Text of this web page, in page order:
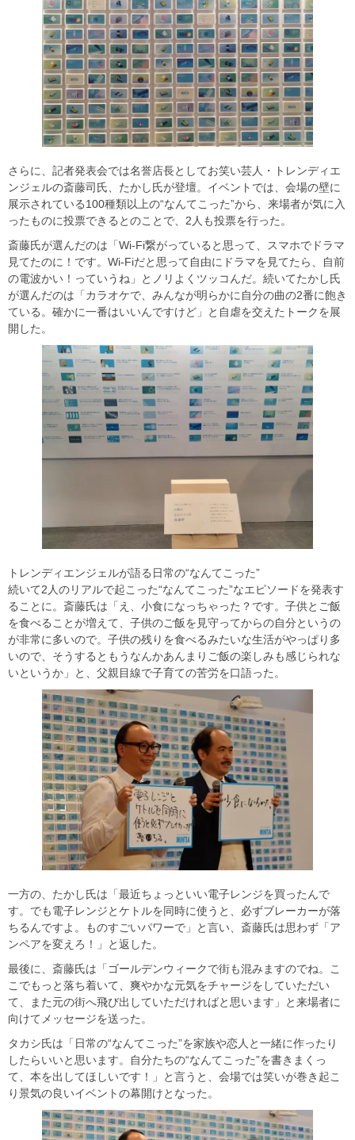
さらに、記者発表会では名誉店長としてお笑い芸人・トレンディエ
ンジェルの斎藤司氏、たかし氏が登壇。イベントでは、会場の壁に
展示されている100種類以上の“なんてこった”から、来場者が気に入
ったものに投票できるとのことで、2人も投票を行った。
斎藤氏が選んだのは「Wi-Fi繋がっていると思って、スマホでドラマ
見てたのに！です。Wi-Fiだと思って自由にドラマを見てたら、自前
の電波かい！っていうね」とノリよくツッコんだ。続いてたかし氏
が選んだのは「カラオケで、みんなが明らかに自分の曲の2番に飽き
ている。確かに一番はいいんですけど」と自虐を交えたトークを展
開した。
トレンディエンジェルが語る日常の“なんてこった”
続いて2人のリアルで起こった“なんてこった”なエピソードを発表す
ることに。斎藤氏は「え、小食になっちゃった？です。子供とご飯
を食べることが増えて、子供のご飯を見守ってからの自分というの
が非常に多いので。子供の残りを食べるみたいな生活がやっぱり多
いので、そうするともうなんかあんまりご飯の楽しみも感じられな
いというか」と、父親目線で子育ての苦労を口語った。
一方の、たかし氏は「最近ちょっといい電子レンジを買ったんで
す。でも電子レンジとケトルを同時に使うと、必ずブレーカーが落
ちるんですよ。ものすごいパワーで」と言い、斎藤氏は思わず「ア
ンペアを変えろ！」と返した。
最後に、斎藤氏は「ゴールデンウィークで街も混みますのでね。こ
こでもっと落ち着いて、爽やかな元気をチャージをしていただい
て、また元の街へ飛び出していただければと思います」と来場者に
向けてメッセージを送った。
タカシ氏は「日常の“なんてこった”を家族や恋人と一緒に作ったり
したらいいと思います。自分たちの“なんてこった”を書きまくっ
て、本を出してほしいです！」と言うと、会場では笑いが巻き起こ
り景気の良いイベントの幕開けとなった。